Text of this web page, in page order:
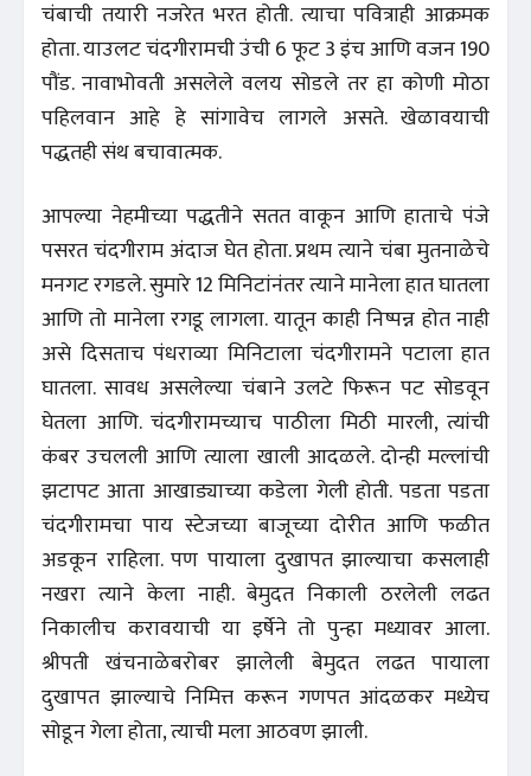
चंबाची तयारी नजरेत भरत होती. त्याचा पवित्राही आक्रमक
होता. याउलट चंदगीरामची उंची 6 फूट 3 इंच आणि वजन 190
पौंड. नावाभोवती असलेले वलय सोडले तर हा कोणी मोठा
पहिलवान आहे हे सांगावेच लागले असते. खेळावयाची
पद्धतही संथ बचावात्मक.
आपल्या नेहमीच्या पद्धतीने सतत वाकून आणि हाताचे पंजे
पसरत चंदगीराम अंदाज घेत होता. प्रथम त्याने चंबा मुतनाळेचे
मनगट रगडले. सुमारे 12 मिनिटांनंतर त्याने मानेला हात घातला
आणि तो मानेला रगडू लागला. यातून काही निष्पन्न होत नाही
असे दिसताच पंधराव्या मिनिटाला चंदगीरामने पटाला हात
घातला. सावध असलेल्या चंबाने उलटे फिरून पट सोडवून
घेतला आणि. चंदगीरामच्याच पाठीला मिठी मारली, त्यांची
कंबर उचलली आणि त्याला खाली आदळले. दोन्ही मल्लांची
झटापट आता आखाड्याच्या कडेला गेली होती. पडता पडता
चंदगीरामचा पाय स्टेजच्या बाजूच्या दोरीत आणि फळीत
अडकून राहिला. पण पायाला दुखापत झाल्याचा कसलाही
नखरा त्याने केला नाही. बेमुदत निकाली ठरलेली लढत
निकालीच करावयाची या इर्षेने तो पुन्हा मध्यावर आला.
श्रीपती खंचनाळेबरोबर झालेली बेमुदत लढत पायाला
दुखापत झाल्याचे निमित्त करून गणपत आंदळकर मध्येच
सोडून गेला होता, त्याची मला आठवण झाली.